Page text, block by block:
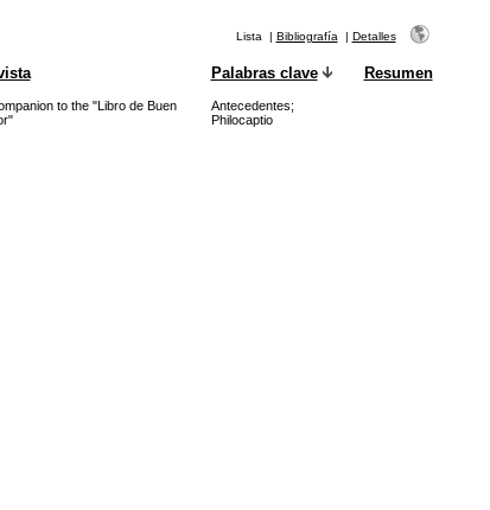
Lista | Bibliografía | Detalles
Palabras clave Resumen
to the "Libro de Buen
Antecedentes;
Philocaptio